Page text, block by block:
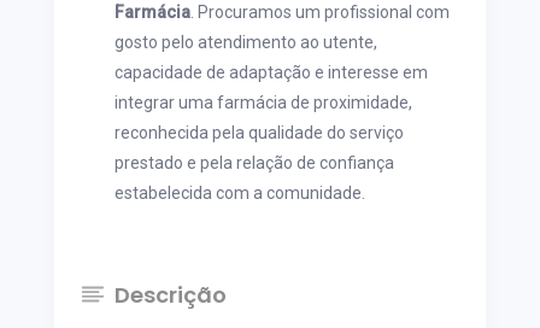
Farmácia. Procuramos um profissional com
gosto pelo atendimento ao utente,
capacidade de adaptação e interesse em
integrar uma farmácia de proximidade,
reconhecida pela qualidade do serviço
prestado e pela relação de confiança
estabelecida com a comunidade.
Descrição